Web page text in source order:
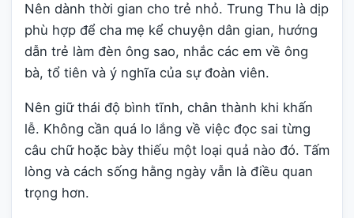
Nên dành thời gian cho trẻ nhỏ. Trung Thu là dịp
phù hợp để cha mẹ kể chuyện dân gian, hướng
dẫn trẻ làm đèn ông sao, nhắc các em về ông
bà, tổ tiên và ý nghĩa của sự đoàn viên.
Nên giữ thái độ bình tĩnh, chân thành khi khấn
lễ. Không cần quá lo lắng về việc đọc sai từng
câu chữ hoặc bày thiếu một loại quả nào đó. Tấm
lòng và cách sống hằng ngày vẫn là điều quan
trọng hơn.